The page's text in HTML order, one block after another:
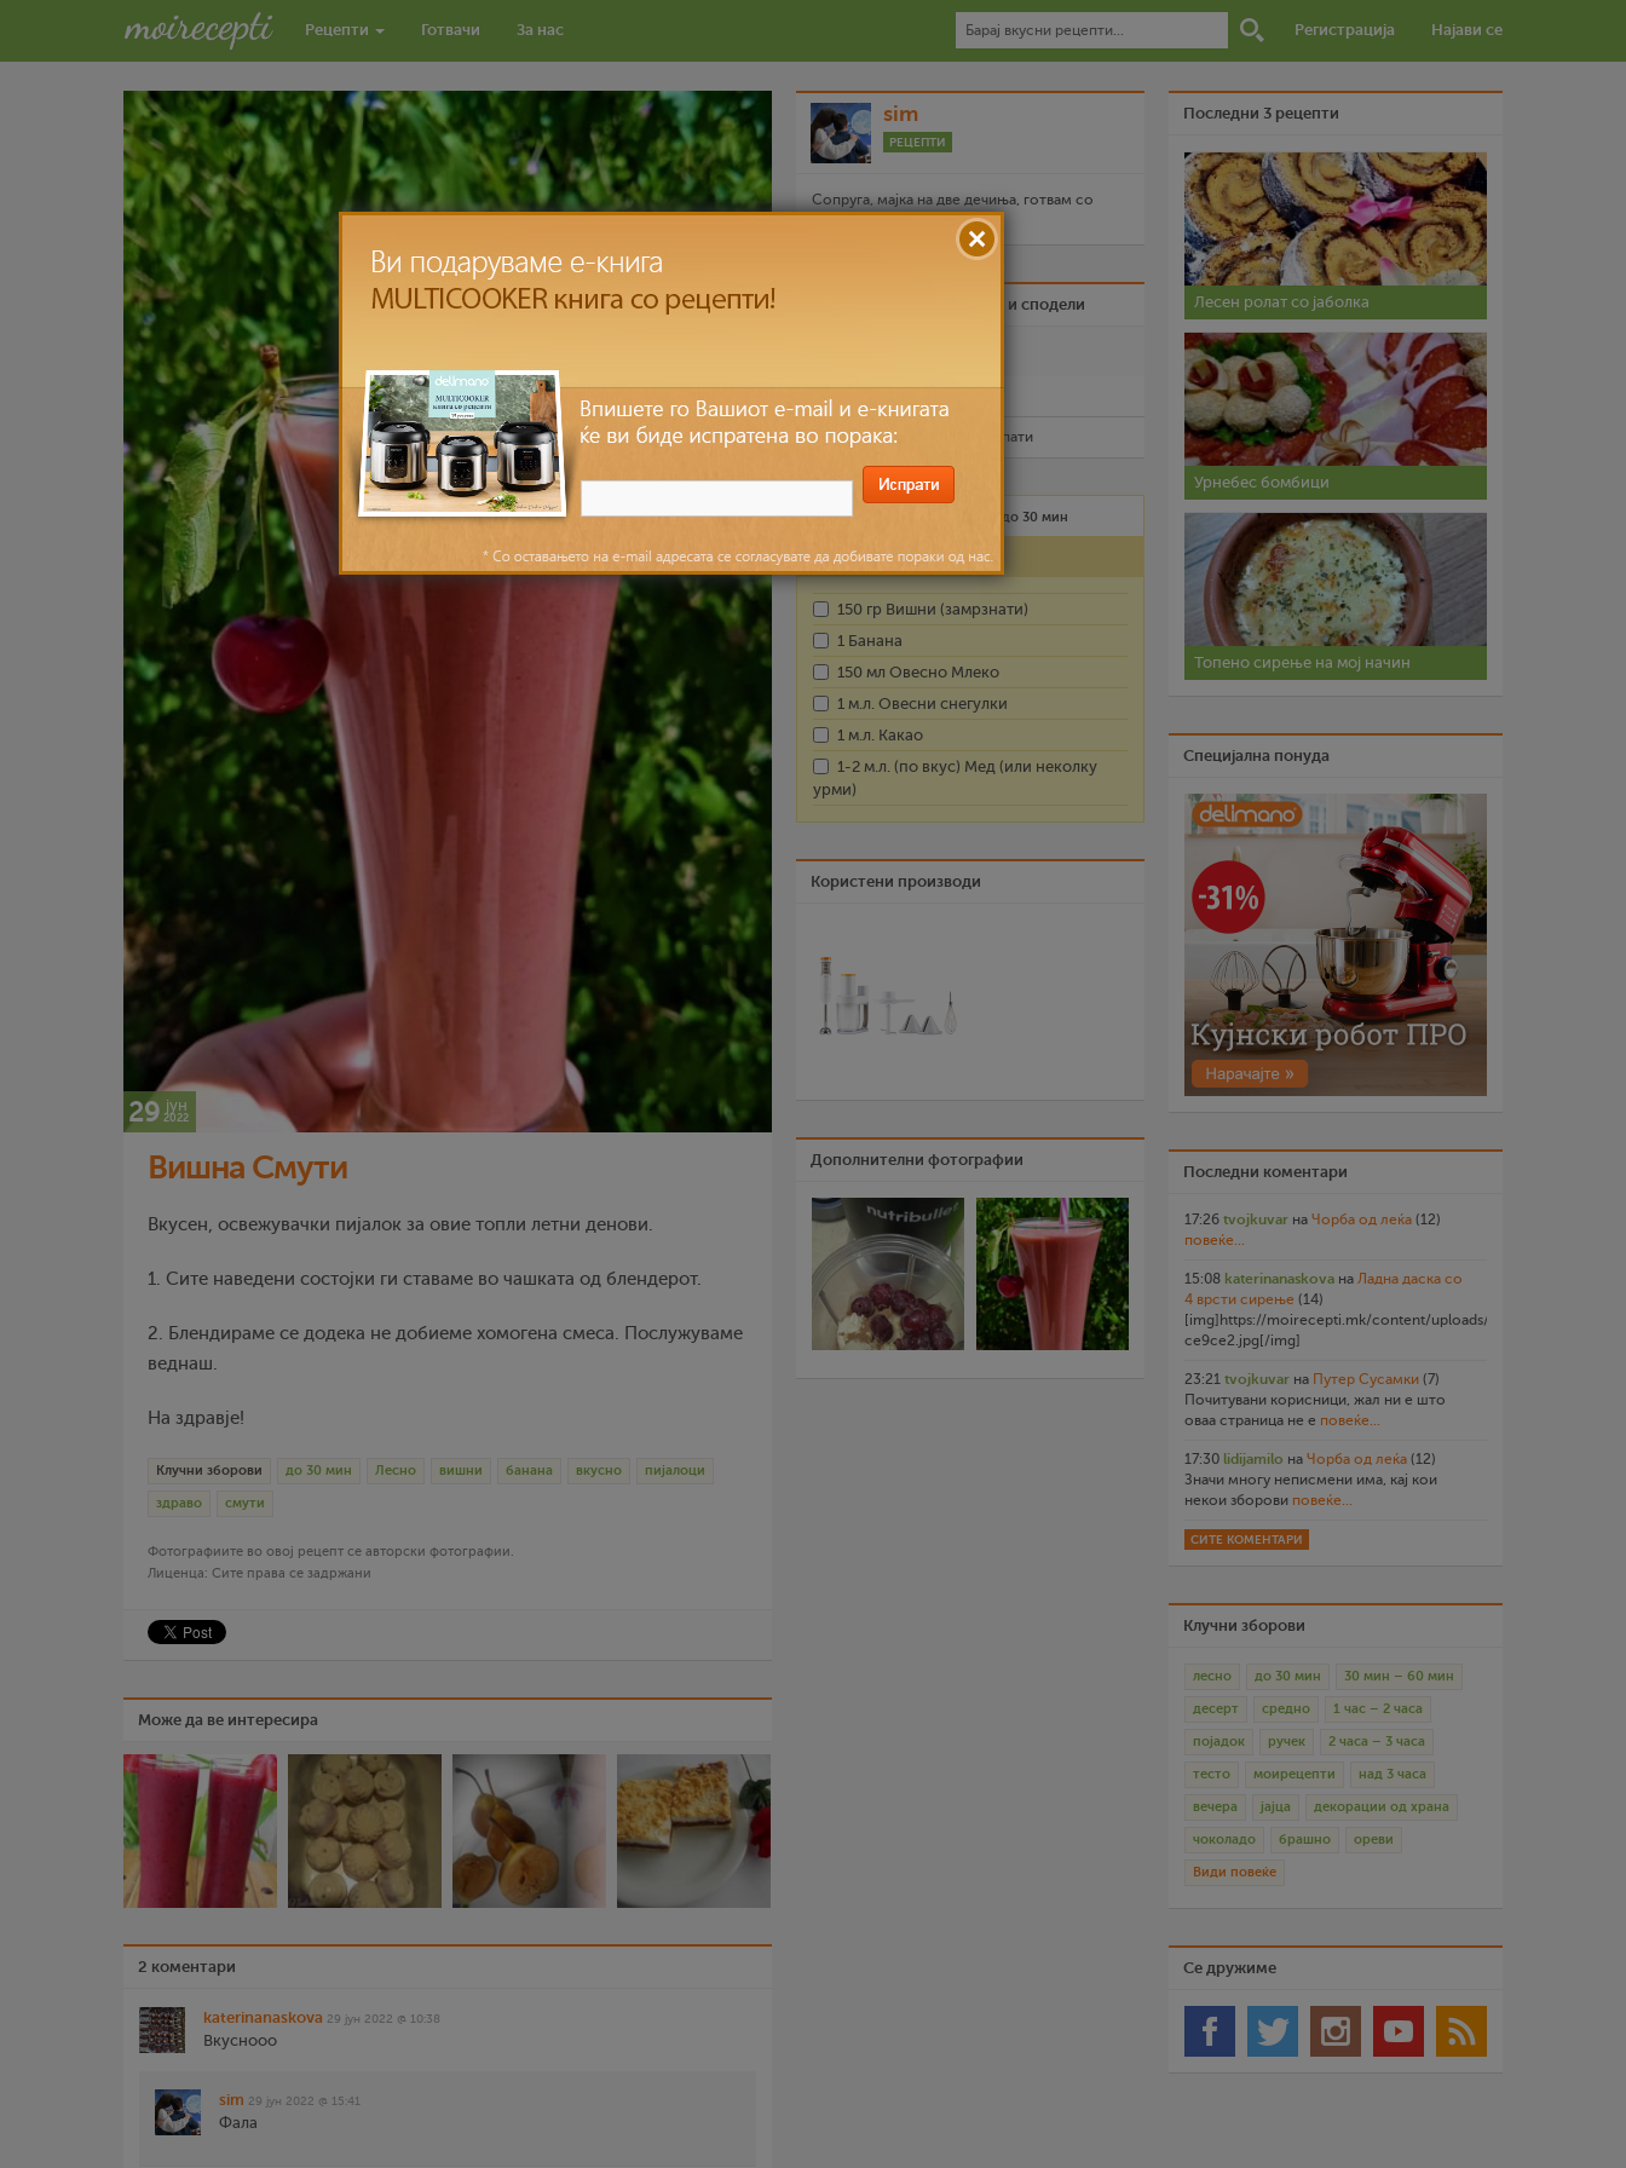
Рецепти Готвачи За нас Регистрација Најави се
29 јун
2022
Вишна Смути
Вкусен, освежувачки пијалок за овие топли летни денови.
1. Сите наведени состојки ги ставаме во чашката од блендерот.
2. Блендираме се додека не добиеме хомогена смеса. Послужуваме
веднаш.
На здравје!
Клучни зборови до 30 мин Лесно вишни банана вкусно пијалоци
здраво смути
Фотографиите во овој рецепт се авторски фотографии.
Лиценца: Сите права се задржани
Може да ве интересира
2 коментари
katerinanaskova 29 јун 2022 @ 10:38
Вкуснооо
sim 29 јун 2022 @ 15:41
Фала
sim
РЕЦЕПТИ
Сопруга, мајка на две дечиња, готвам со
љубов за моите најмили
Биди вистински пријател и сподели
Испечати го рецептот
Рецептот е прочитан пати
Лесно до 30 мин
Состојки
150 гр Вишни (замрзнати)
1 Банана
150 мл Овесно Млеко
1 м.л. Овесни снегулки
1 м.л. Какао
1-2 м.л. (по вкус) Мед (или неколку
урми)
Користени производи
Дополнителни фотографии
Последни 3 рецепти
Лесен ролат со јаболка
Урнебес бомбици
Топено сирење на мој начин
Специјална понуда
Последни коментари
17:26 tvojkuvar на Чорба од леќа (12)
повеќе...
15:08 katerinanaskova на Ладна даска со
4 врсти сирење (14)
[img]https://moirecepti.mk/content/uploads/2026/07/
ce9ce2.jpg[/img]
23:21 tvojkuvar на Путер Сусамки (7)
Почитувани корисници, жал ни е што
оваа страница не е повеќе...
17:30 lidijamilo на Чорба од леќа (12)
Значи многу неписмени има, кај кои
некои зборови повеќе...
СИТЕ КОМЕНТАРИ
Клучни зборови
лесно до 30 мин 30 мин – 60 мин
десерт средно 1 час – 2 часа
појадок ручек 2 часа – 3 часа
тесто моирецепти над 3 часа
вечера јајца декорации од храна
чоколадо брашно ореви
Види повеќе
Се дружиме